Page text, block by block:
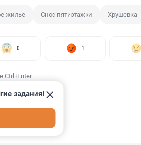
жилье Снос пятиэтажки Хрущевка
0 1
Ctrl+Enter
задания!